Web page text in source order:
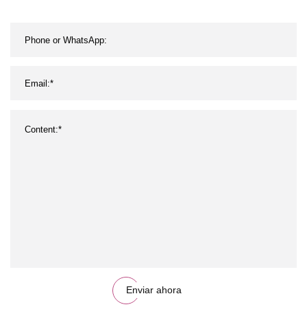
pepinillos, lata de vidrio
Enviar ahora